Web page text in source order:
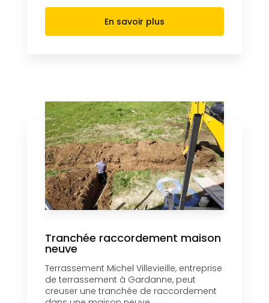
En savoir plus
Tranchée raccordement maison
neuve
Terrassement Michel Villevieille, entreprise
de terrassement à Gardanne, peut
creuser une tranchée de raccordement